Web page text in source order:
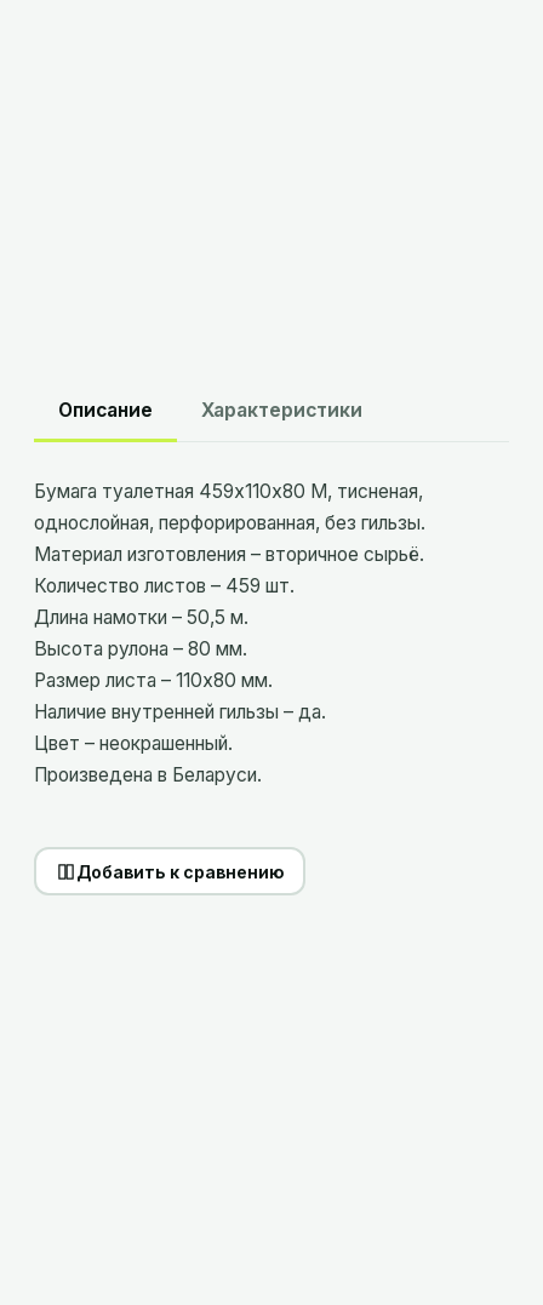
Описание Характеристики
Бумага туалетная 459х110х80 М, тисненая,
однослойная, перфорированная, без гильзы.
Материал изготовления – вторичное сырьё.
Количество листов – 459 шт.
Длина намотки – 50,5 м.
Высота рулона – 80 мм.
Размер листа – 110х80 мм.
Наличие внутренней гильзы – да.
Цвет – неокрашенный.
Произведена в Беларуси.
Добавить к сравнению